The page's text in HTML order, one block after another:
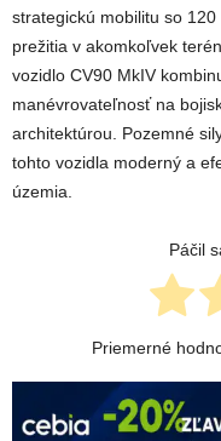
strategickú mobilitu so
prežitia v akomkoľvek
vozidlo CV90 MkIV
manévrovateľnosť na
architektúrou. Pozemné
tohto vozidla moderný a
územia.
Páčil
Priemerné